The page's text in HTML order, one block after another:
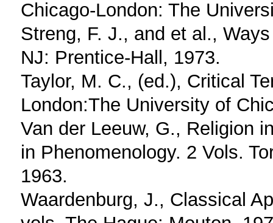
Chicago-London: The
Streng, F. J., and et al.,
NJ: Prentice-Hall, 1973.
Taylor, M. C., (ed.), Critical
London:The University of
Van der Leeuw, G., Religion
in Phenomenology. 2 Vols.
1963.
Waardenburg, J., Classical